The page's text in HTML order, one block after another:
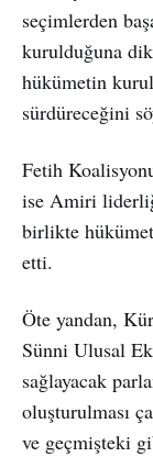
seçimlerden
kurulduğuna
hükümetin
sürdüreceğini
Fetih
ise Amiri
birlikte
etti.
Öte yandan,
Sünni Ulusal
sağlayacak
oluşturulması
ve geçmişteki